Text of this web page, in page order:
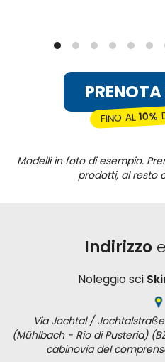
FINO AL10%
Modelli in foto di esempio.
prodotti, al resto
Indirizzo
Noleggio sci
Via Jochtal /
(Mühlbach - Rio di Pusteria)
cabinovia del